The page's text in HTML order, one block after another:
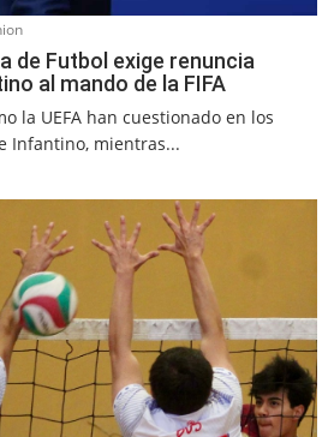
de Futbol exige renuncia
al mando de la FIFA
la UEFA han cuestionado en los
Infantino, mientras...